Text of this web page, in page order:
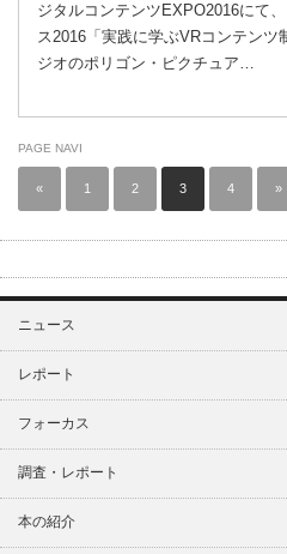
ジタルコンテンツEXPO2016にて
ス2016「実践に学ぶVRコンテンツ
ジオのポリゴン・ピクチュア…
PAGE NAVI
« 1 2 3 4 »
ニュース
レポート
フォーカス
調査・レポート
本の紹介